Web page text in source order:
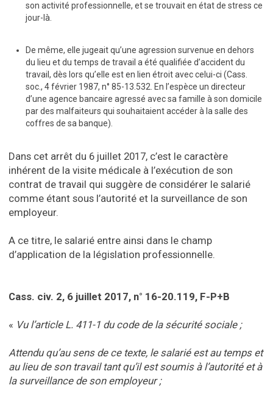
son activité professionnelle, et se trouvait en état de stress ce
jour-là.
De même, elle jugeait qu’une agression survenue en dehors
du lieu et du temps de travail a été qualifiée d’accident du
travail, dès lors qu’elle est en lien étroit avec celui-ci (Cass.
soc., 4 février 1987, n° 85-13.532. En l’espèce un directeur
d’une agence bancaire agressé avec sa famille à son domicile
par des malfaiteurs qui souhaitaient accéder à la salle des
coffres de sa banque).
Dans cet arrêt du 6 juillet 2017, c’est le caractère
inhérent de la visite médicale à l’exécution de son
contrat de travail qui suggère de considérer le salarié
comme étant sous l’autorité et la surveillance de son
employeur.
A ce titre, le salarié entre ainsi dans le champ
d’application de la législation professionnelle.
Cass. civ. 2, 6 juillet 2017, n° 16-20.119, F-P+B
« Vu l’article L. 411-1 du code de la sécurité sociale ;
Attendu qu’au sens de ce texte, le salarié est au temps et
au lieu de son travail tant qu’il est soumis à l’autorité et à
la surveillance de son employeur ;